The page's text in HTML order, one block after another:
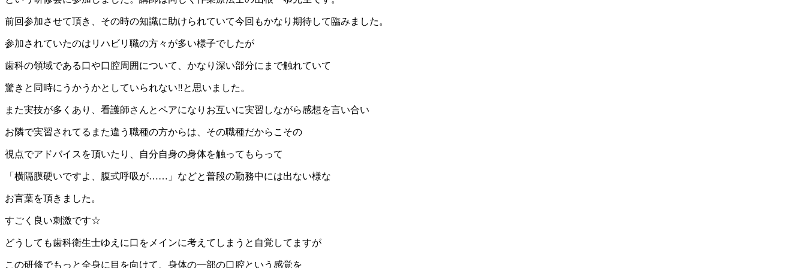
前回参加させて頂き、その時の知識に助けられていて今回もかなり期待して臨みました。
参加されていたのはリハビリ職の方々が多い様子でしたが
歯科の領域である口や口腔周囲について、かなり深い部分にまで触れていて
驚きと同時にうかうかとしていられない‼︎と思いました。
また実技が多くあり、看護師さんとペアになりお互いに実習しながら感想を言い合い
お隣で実習されてるまた違う職種の方からは、その職種だからこその
視点でアドバイスを頂いたり、自分自身の身体を触ってもらって
「横隔膜硬いですよ、腹式呼吸が……」などと普段の勤務中には出ない様な
お言葉を頂きました。
すごく良い刺激です☆
どうしても歯科衛生士ゆえに口をメインに考えてしまうと自覚してますが
この研修でもっと全身に目を向けて、身体の一部の口腔という感覚を